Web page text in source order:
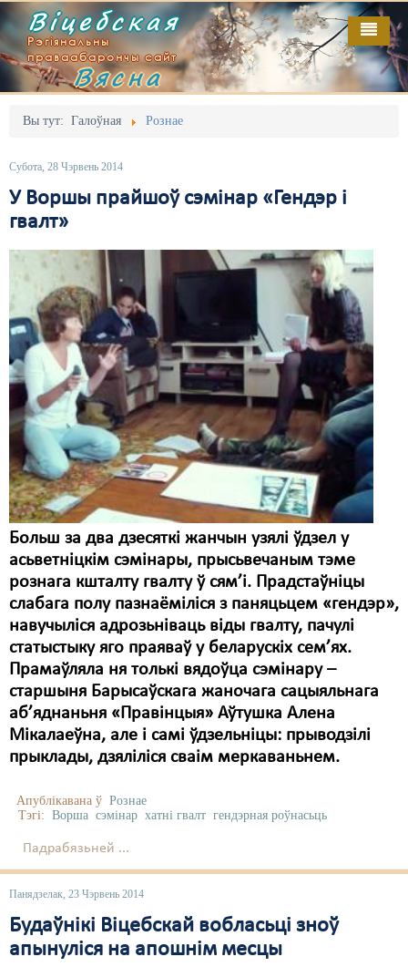
Віцебская
Рэгіянальны
праваабарончы сайт
Вясна
Вы тут: Галоўная Рознае
Субота, 28 Чэрвень 2014
У Воршы прайшоў сэмінар «Гендэр і
гвалт»
Больш за два дзесяткі жанчын узялі ўдзел у
асьветніцкім сэмінары, прысьвечаным тэме
рознага кшталту гвалту ў сям’і. Прадстаўніцы
слабага полу пазнаёміліся з паняцьцем «гендэр»,
навучыліся адрозьніваць віды гвалту, пачулі
статыстыку яго праяваў у беларускіх сем’ях.
Прамаўляла ня толькі вядоўца сэмінару –
старшыня Барысаўскага жаночага сацыяльнага
аб’яднаньня «Правінцыя» Аўтушка Алена
Мікалаеўна, але і самі ўдзельніцы: прыводзілі
прыклады, дзяліліся сваім меркаваньнем.
Апублікавана ў Рознае
Тэгі: Ворша сэмінар хатні гвалт гендэрная роўнасьць
Падрабязьней ...
Панядзелак, 23 Чэрвень 2014
Будаўнікі Віцебскай вобласьці зноў
апынуліся на апошнім месцы
Галоўная
Адміністрацыйны перасьлед
Безбар'ернае асяродзьдзе
Выбары
Грамадзянскія ініцыятывы
Дзяржава
Дыскрымінацыя
Затрыманьні
Карная псыхіятрыя
КПЧ ААН
Культурныя правы
ЛПП
Мігранты
Мірныя сходы
Палітвязьні
Праваабаронцы
Правы дзіцяці
Пэнітэнцыярная сыстэма
Рознае
Свабода слова
Суд
Сьмяротнае пакараньне
Выданьні
Кантакт
Пра нас